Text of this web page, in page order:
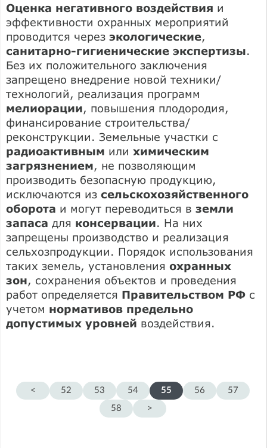
Оценка негативного воздействия и
эффективности охранных мероприятий
проводится через экологические,
санитарно-гигиенические экспертизы.
Без их положительного заключения
запрещено внедрение новой техники/
технологий, реализация программ
мелиорации, повышения плодородия,
финансирование строительства/
реконструкции. Земельные участки с
радиоактивным или химическим
загрязнением, не позволяющим
производить безопасную продукцию,
исключаются из сельскохозяйственного
оборота и могут переводиться в земли
запаса для консервации. На них
запрещены производство и реализация
сельхозпродукции. Порядок использования
таких земель, установления охранных
зон, сохранения объектов и проведения
работ определяется Правительством РФ с
учетом нормативов предельно
допустимых уровней воздействия.
< 52 53 54 55 56
57
58
>